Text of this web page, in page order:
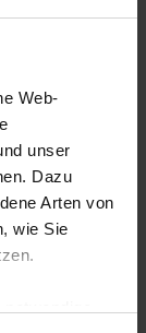
Web-
unser
Dazu
Arten von
wie Sie